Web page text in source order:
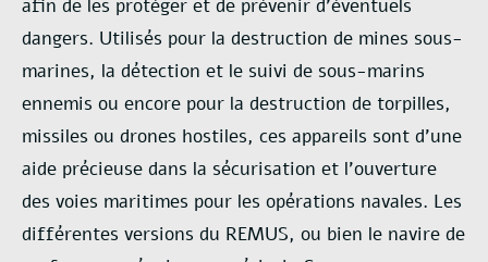
afin de les protéger et de prévenir d’éventuels
dangers. Utilisés pour la destruction de mines sous-
marines, la détection et le suivi de sous-marins
ennemis ou encore pour la destruction de torpilles,
missiles ou drones hostiles, ces appareils sont d’une
aide précieuse dans la sécurisation et l’ouverture
des voies maritimes pour les opérations navales. Les
différentes versions du REMUS, ou bien le navire de